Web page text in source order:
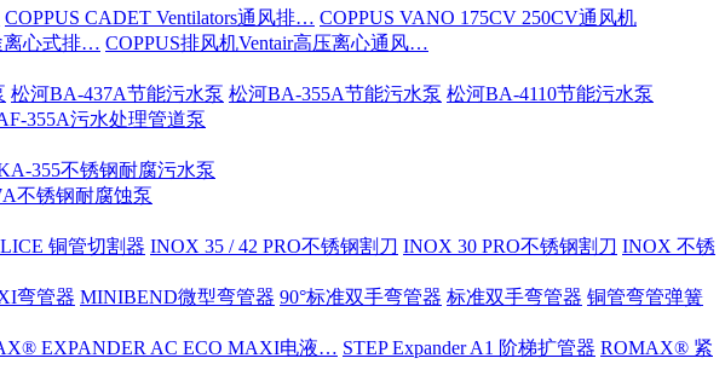
COPPUS CADET Ventilators通风排… COPPUS VANO 175CV 250CV通风机
离心式排… COPPUS排风机Ventair高压离心通风…
松河BA-437A节能污水泵 松河BA-355A节能污水泵 松河BA-4110节能污水泵
355A污水处理管道泵
355不锈钢耐腐污水泵
不锈钢耐腐蚀泵
铜管切割器 INOX 35 / 42 PRO不锈钢割刀 INOX 30 PRO不锈钢割刀 INOX 不锈
弯管器 MINIBEND微型弯管器 90°标准双手弯管器 标准双手弯管器 铜管弯管弹簧
EXPANDER AC ECO MAXI电液… STEP Expander A1 阶梯扩管器 ROMAX® 紧